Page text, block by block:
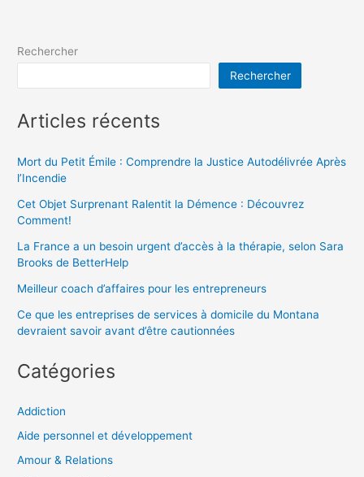
Rechercher
Rechercher
Articles récents
Mort du Petit Émile : Comprendre la Justice Autodélivrée Après
l’Incendie
Cet Objet Surprenant Ralentit la Démence : Découvrez
Comment!
La France a un besoin urgent d’accès à la thérapie, selon Sara
Brooks de BetterHelp
Meilleur coach d’affaires pour les entrepreneurs
Ce que les entreprises de services à domicile du Montana
devraient savoir avant d’être cautionnées
Catégories
Addiction
Aide personnel et développement
Amour & Relations